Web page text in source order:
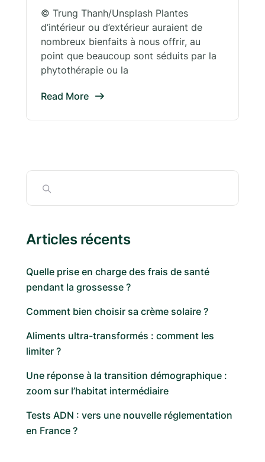
© Trung Thanh/Unsplash Plantes
d’intérieur ou d’extérieur auraient de
nombreux bienfaits à nous offrir, au
point que beaucoup sont séduits par la
phytothérapie ou la
Read More
Articles récents
Quelle prise en charge des frais de santé
pendant la grossesse ?
Comment bien choisir sa crème solaire ?
Aliments ultra-transformés : comment les
limiter ?
Une réponse à la transition démographique :
zoom sur l’habitat intermédiaire
Tests ADN : vers une nouvelle réglementation
en France ?